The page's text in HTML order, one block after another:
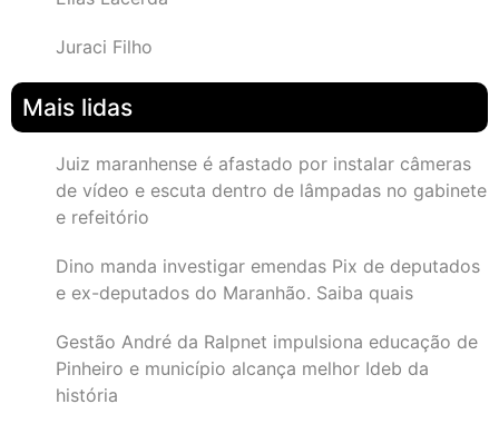
Juraci Filho
Mais lidas
Juiz maranhense é afastado por instalar câmeras
de vídeo e escuta dentro de lâmpadas no gabinete
e refeitório
Dino manda investigar emendas Pix de deputados
e ex-deputados do Maranhão. Saiba quais
Gestão André da Ralpnet impulsiona educação de
Pinheiro e município alcança melhor Ideb da
história